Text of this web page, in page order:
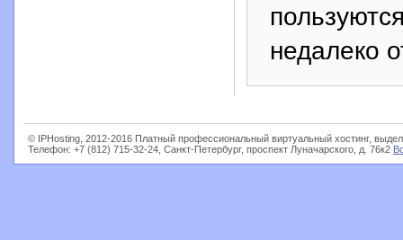
недалеко
© IPHosting, 2012-2016 Платный профессиональный виртуальный хостинг,
Телефон: +7 (812) 715-32-24, Санкт-Петербург, проспект Луначарского, д. 76к2